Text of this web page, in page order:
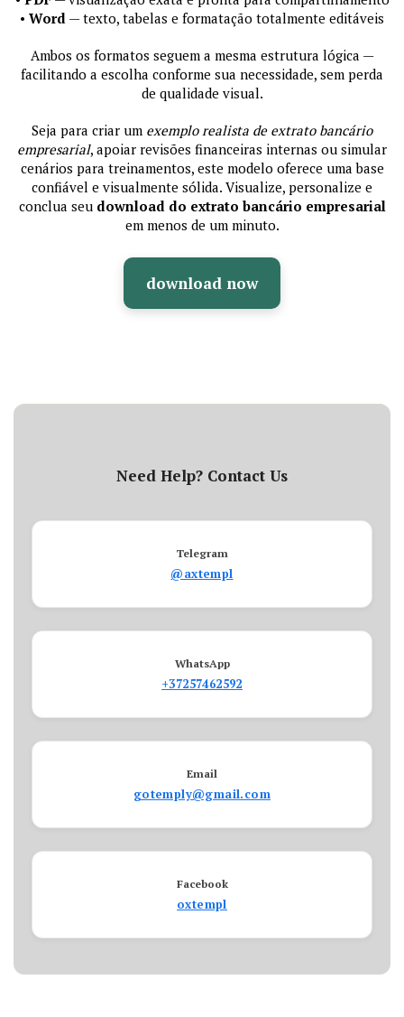
• Word — texto, tabelas e formatação totalmente editáveis
Ambos os formatos seguem a mesma estrutura lógica —
facilitando a escolha conforme sua necessidade, sem perda
de qualidade visual.
Seja para criar um exemplo realista de extrato bancário
empresarial, apoiar revisões financeiras internas ou simular
cenários para treinamentos, este modelo oferece uma base
confiável e visualmente sólida. Visualize, personalize e
conclua seu download do extrato bancário empresarial
em menos de um minuto.
download now
Need Help? Contact Us
Telegram
@axtempl
WhatsApp
+37257462592
Email
gotemply@gmail.com
Facebook
oxtempl